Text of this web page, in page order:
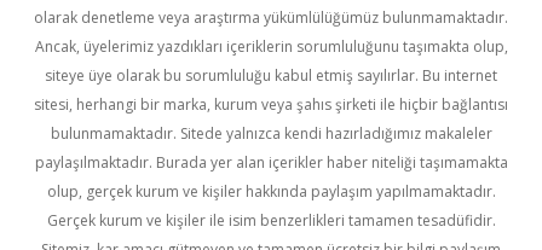
olarak denetleme veya araştırma yükümlülüğümüz bulunmamaktadır.
Ancak, üyelerimiz yazdıkları içeriklerin sorumluluğunu taşımakta olup,
siteye üye olarak bu sorumluluğu kabul etmiş sayılırlar. Bu internet
sitesi, herhangi bir marka, kurum veya şahıs şirketi ile hiçbir bağlantısı
bulunmamaktadır. Sitede yalnızca kendi hazırladığımız makaleler
paylaşılmaktadır. Burada yer alan içerikler haber niteliği taşımamakta
olup, gerçek kurum ve kişiler hakkında paylaşım yapılmamaktadır.
Gerçek kurum ve kişiler ile isim benzerlikleri tamamen tesadüfidir.